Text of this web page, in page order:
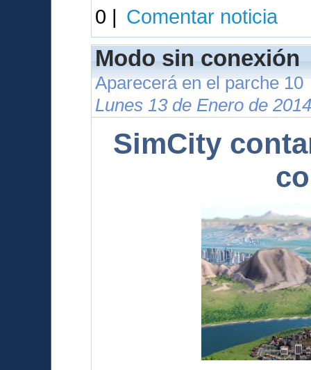
0 | Comentar noticia
Modo sin conexión
Aparecerá en el parche 10
Lunes 13 de Enero de
SimCity